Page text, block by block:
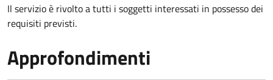
Il servizio è rivolto a tutti i soggetti interessati in possesso dei
requisiti previsti.
Approfondimenti